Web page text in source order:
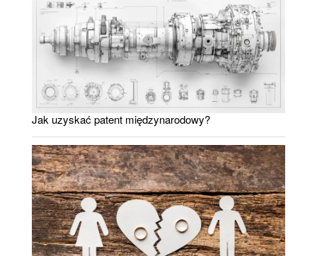
Jak uzyskać patent międzynarodowy?